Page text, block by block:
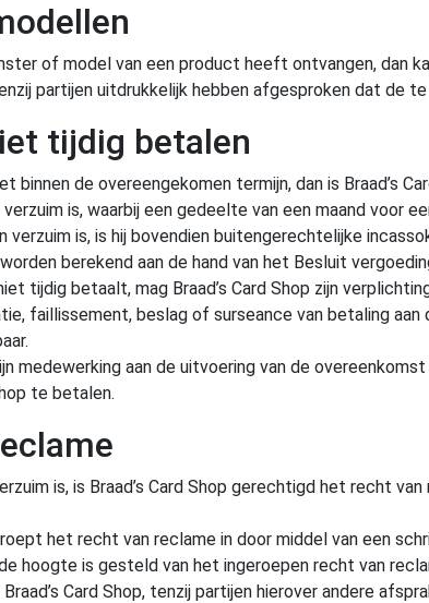
of model van een product heeft ontvangen, dan
partijen uitdrukkelijk hebben afgesproken dat de
tijdig betalen
binnen de overeengekomen termijn, dan is Braad’s
is, waarbij een gedeelte van een maand voor
verzuim is, is hij bovendien buitengerechtelijke
berekend aan de hand van het Besluit
tijdig betaalt, mag Braad’s Card Shop zijn
faillissement, beslag of surseance van betaling aan
medewerking aan de uitvoering van de
te betalen.
is, is Braad’s Card Shop gerechtigd het recht
roept het recht van reclame in door middel van een
hoogte is gesteld van het ingeroepen recht van
Card Shop, tenzij partijen hierover andere